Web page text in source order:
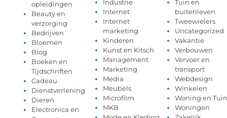
opleidingen
Beauty en
verzorging
Bedrijven
Bloemen
Blog
Boeken en
Tijdschriften
Cadeau
Dienstverlening
Dieren
Electronica en
Industrie
Internet
Internet
marketing
Kinderen
Kunst en Kitsch
Management
Marketing
Media
Meubels
Microfilm
MKB
Tuin en
buitenleven
Tweewielers
Uncategorized
Vakantie
Verbouwen
Vervoer en
transport
Webdesign
Winkelen
Woning en Tuin
Woningen